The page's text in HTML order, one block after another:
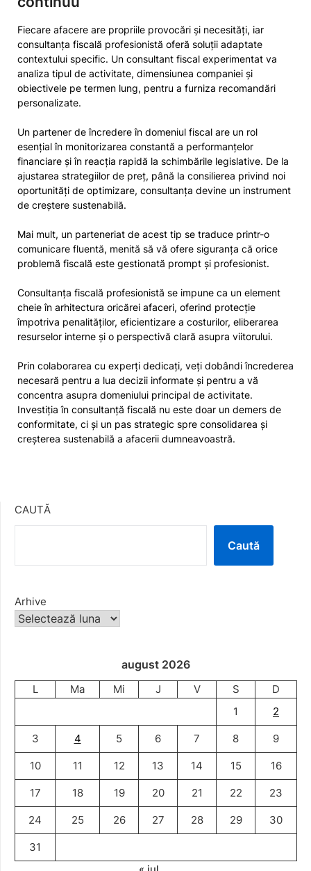
Fiecare afacere are propriile provocări și necesități, iar
consultanța fiscală profesionistă oferă soluții adaptate
contextului specific. Un consultant fiscal experimentat va
analiza tipul de activitate, dimensiunea companiei și
obiectivele pe termen lung, pentru a furniza recomandări
personalizate.
Un partener de încredere în domeniul fiscal are un rol
esențial în monitorizarea constantă a performanțelor
financiare și în reacția rapidă la schimbările legislative. De la
ajustarea strategiilor de preț, până la consilierea privind noi
oportunități de optimizare, consultanța devine un instrument
de creștere sustenabilă.
Mai mult, un parteneriat de acest tip se traduce printr-o
comunicare fluentă, menită să vă ofere siguranța că orice
problemă fiscală este gestionată prompt și profesionist.
Consultanța fiscală profesionistă se impune ca un element
cheie în arhitectura oricărei afaceri, oferind protecție
împotriva penalităților, eficientizare a costurilor, eliberarea
resurselor interne și o perspectivă clară asupra viitorului.
Prin colaborarea cu experți dedicați, veți dobândi încrederea
necesară pentru a lua decizii informate și pentru a vă
concentra asupra domeniului principal de activitate.
Investiția în consultanță fiscală nu este doar un demers de
conformitate, ci și un pas strategic spre consolidarea și
creșterea sustenabilă a afacerii dumneavoastră.
CAUTĂ
Caută
Arhive
august 2026
L Ma Mi J V S
D
1
2
3 4 5 6 7 8 9
10 11 12 13 14 15 16
17 18 19 20 21 22 23
24 25 26 27 28 29 30
31